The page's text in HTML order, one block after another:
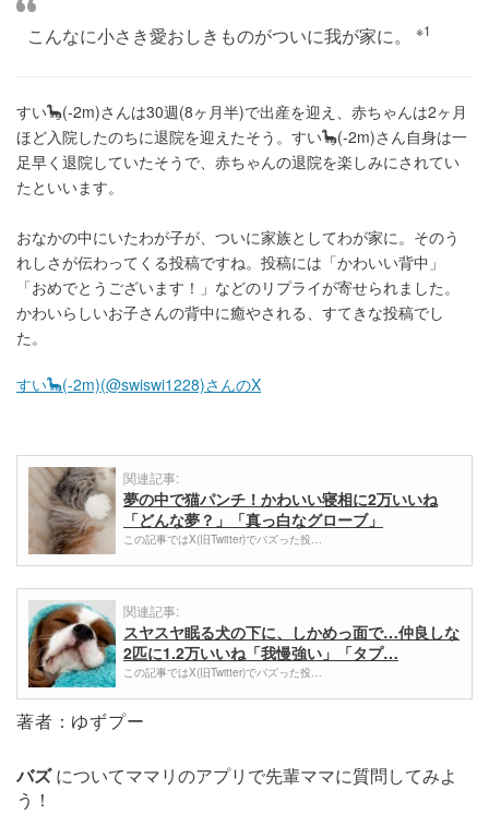
こんなに小さき愛おしきものがついに我が家に。 ※1
すい🦕(-2m)さんは30週(8ヶ月半)で出産を迎え、赤ちゃんは2ヶ月
ほど入院したのちに退院を迎えたそう。すい🦕(-2m)さん自身は一
足早く退院していたそうで、赤ちゃんの退院を楽しみにされてい
たといいます。
おなかの中にいたわが子が、ついに家族としてわが家に。そのう
れしさが伝わってくる投稿ですね。投稿には「かわいい背中」
「おめでとうございます！」などのリプライが寄せられました。
かわいらしいお子さんの背中に癒やされる、すてきな投稿でし
た。
すい🦕(-2m)(@swiswi1228)さんのX
関連記事:
夢の中で猫パンチ！かわいい寝相に2万いいね
「どんな夢？」「真っ白なグローブ」
この記事ではX(旧Twitter)でバズった投…
関連記事:
スヤスヤ眠る犬の下に、しかめっ面で…仲良しな
2匹に1.2万いいね「我慢強い」「タプ…
この記事ではX(旧Twitter)でバズった投…
著者：ゆずプー
バズについてママリのアプリで先輩ママに質問してみよ
う！